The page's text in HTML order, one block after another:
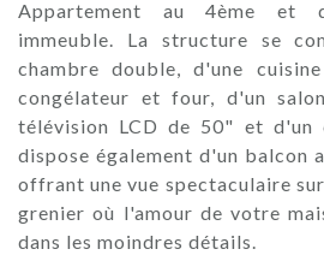
Appartement au 4ème et
immeuble. La structure se
chambre double, d'une
congélateur et four, d'un
télévision LCD de 50" et d'un
dispose également d'un balcon
offrant une vue spectaculaire
grenier où l'amour de votre
dans les moindres détails.